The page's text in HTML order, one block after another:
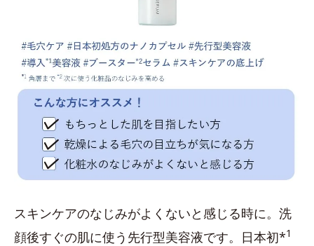
スキンケアのなじみがよくないと感じる時に。洗
顔後すぐの肌に使う先行型美容液です。日本初*1